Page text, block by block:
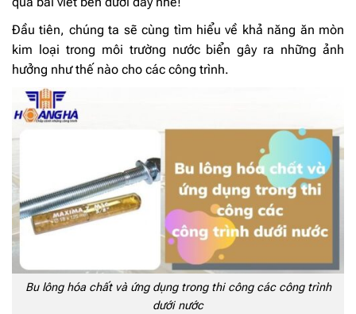
Đầu tiên, chúng ta sẽ cùng tìm hiểu về khả năng ăn mòn
kim loại trong môi trường nước biển gây ra những ảnh
hưởng như thế nào cho các công trình.
Bu lông hóa chất và ứng dụng trong thi công các công trình
dưới nước